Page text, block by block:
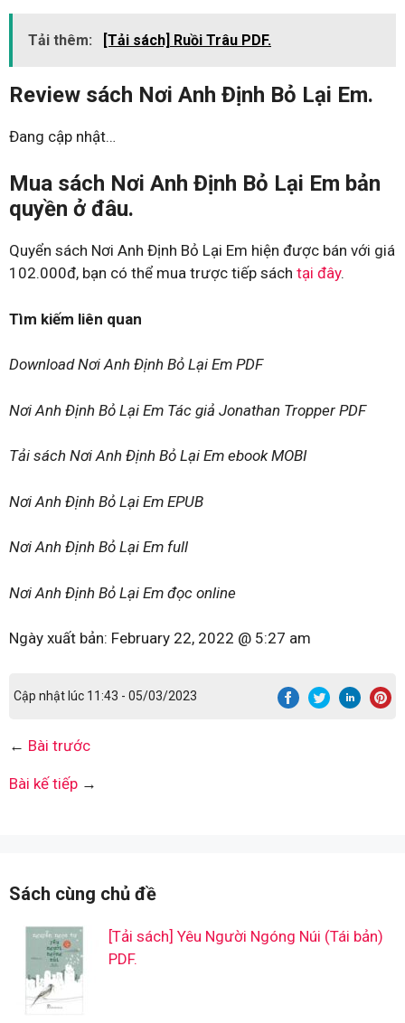
Tải thêm: [Tải sách] Ruồi Trâu PDF.
Review sách Nơi Anh Định Bỏ Lại Em.
Đang cập nhật…
Mua sách Nơi Anh Định Bỏ Lại Em bản
quyền ở đâu.
Quyển sách Nơi Anh Định Bỏ Lại Em hiện được bán với giá
102.000đ, bạn có thể mua trược tiếp sách tại đây.
Tìm kiếm liên quan
Download Nơi Anh Định Bỏ Lại Em PDF
Nơi Anh Định Bỏ Lại Em Tác giả Jonathan Tropper PDF
Tải sách Nơi Anh Định Bỏ Lại Em ebook MOBI
Nơi Anh Định Bỏ Lại Em EPUB
Nơi Anh Định Bỏ Lại Em full
Nơi Anh Định Bỏ Lại Em đọc online
Ngày xuất bản: February 22, 2022 @ 5:27 am
Cập nhật lúc 11:43 - 05/03/2023
← Bài trước
Bài kế tiếp →
Sách cùng chủ đề
[Tải sách] Yêu Người Ngóng Núi (Tái bản)
PDF.